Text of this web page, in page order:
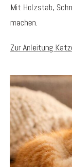
Mit Holzstab,
machen.
Zur Anleitung